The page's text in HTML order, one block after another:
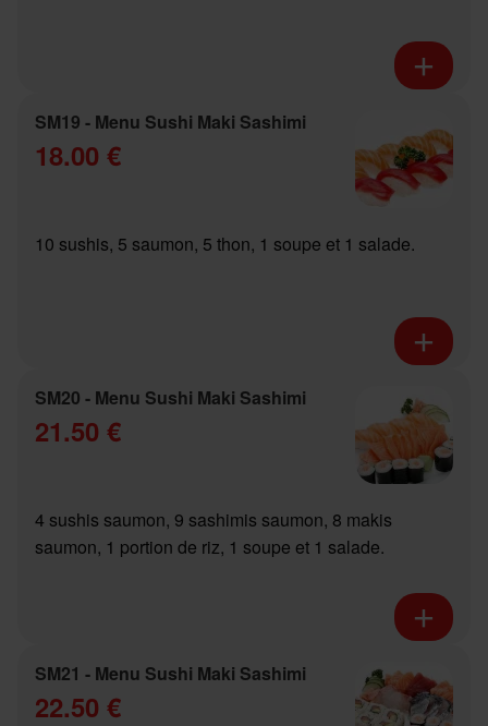
SM19 - Menu Sushi Maki Sashimi
18.00 €
10 sushis, 5 saumon, 5 thon, 1 soupe et 1 salade.
SM20 - Menu Sushi Maki Sashimi
21.50 €
4 sushis saumon, 9 sashimis saumon, 8 makis
saumon, 1 portion de riz, 1 soupe et 1 salade.
SM21 - Menu Sushi Maki Sashimi
22.50 €